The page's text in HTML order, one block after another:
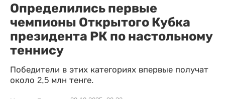
Определились первые
чемпионы Открытого Кубка
президента РК по настольному
теннису
Победители в этих категориях впервые получат
около 2,5 млн тенге.